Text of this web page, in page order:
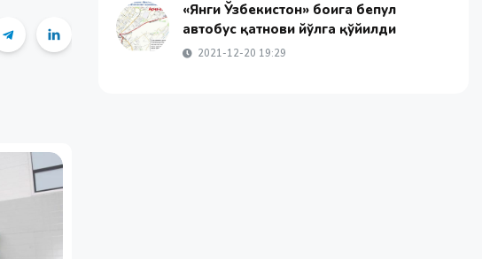
«Янги Ўзбекистон» боғига бепул
автобус қатнови йўлга қўйилди
2021-12-20 19:29